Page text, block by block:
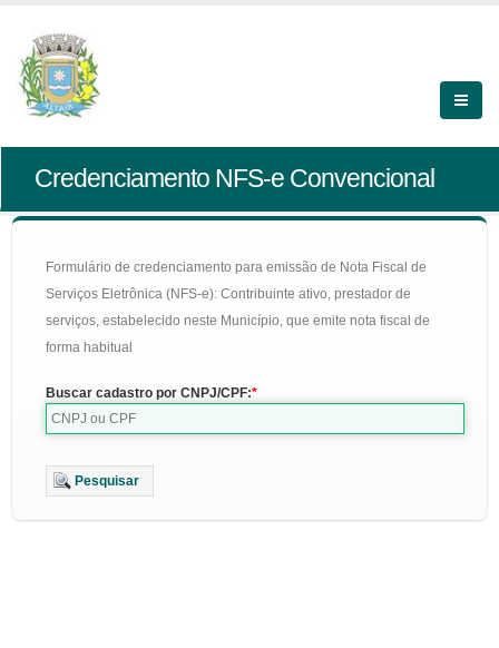
Credenciamento NFS-e Convencional
Formulário de credenciamento para emissão de Nota Fiscal de
Serviços Eletrônica (NFS-e): Contribuinte ativo, prestador de
serviços, estabelecido neste Município, que emite nota fiscal de
forma habitual
Buscar cadastro por CNPJ/CPF:
Pesquisar